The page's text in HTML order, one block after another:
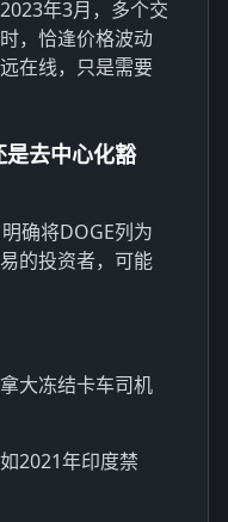
年3月，多个交
，恰逢价格波动
在线，只是需要
去中心化豁
确将DOGE列为
的投资者，可能
大冻结卡车司机
2021年印度禁